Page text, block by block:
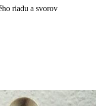
riadu a svorov